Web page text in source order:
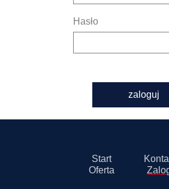
Hasło
zaloguj
Start
Oferta